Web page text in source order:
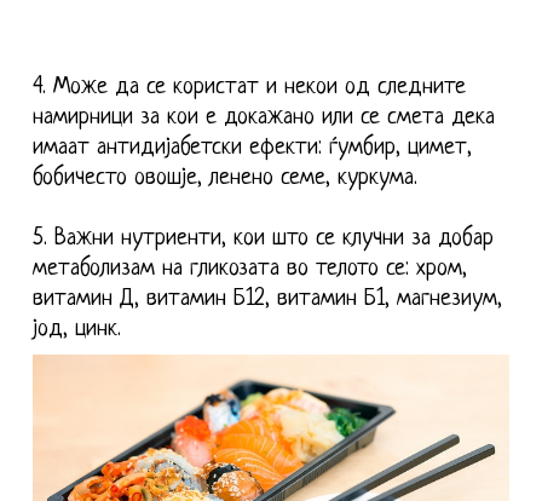
4. Може да се користат и некои од следните
намирници за кои е докажано или се смета дека
имаат антидијабетски ефекти: ѓумбир, цимет,
бобичесто овошје, ленено семе, куркума.
5. Важни нутриенти, кои што се клучни за добар
метаболизам на гликозата во телото се: хром,
витамин Д, витамин Б12, витамин Б1, магнезиум,
јод, цинк.